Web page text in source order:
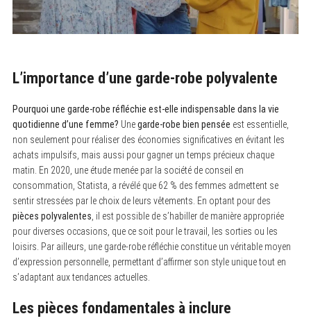
L’importance d’une garde-robe polyvalente
Pourquoi une garde-robe réfléchie est-elle indispensable dans la vie
quotidienne d’une femme? Unegarde-robe bien pensée est essentielle,
non seulement pour réaliser des économies significatives en évitant les
achats impulsifs, mais aussi pour gagner un temps précieux chaque
matin. En 2020, une étude menée par la société de conseil en
consommation, Statista, a révélé que 62 % des femmes admettent se
sentir stressées par le choix de leurs vêtements. En optant pour des
pièces polyvalentes , il est possible de s’habiller de manière appropriée
pour diverses occasions, que ce soit pour le travail, les sorties ou les
loisirs. Par ailleurs, une garde-robe réfléchie constitue un véritable moyen
d’expression personnelle, permettant d’affirmer son style unique tout en
s’adaptant aux tendances actuelles.
Les pièces fondamentales à inclure